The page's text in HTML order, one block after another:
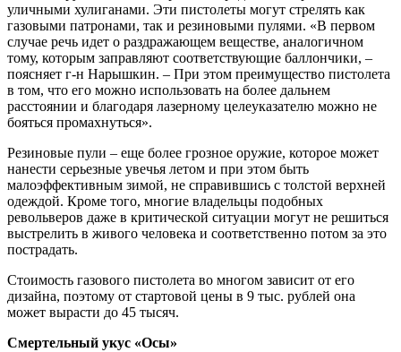
уличными хулиганами. Эти пистолеты могут стрелять как
газовыми патронами, так и резиновыми пулями. «В первом
случае речь идет о раздражающем веществе, аналогичном
тому, которым заправляют соответствующие баллончики, –
поясняет г-н Нарышкин. – При этом преимущество пистолета
в том, что его можно использовать на более дальнем
расстоянии и благодаря лазерному целеуказателю можно не
бояться промахнуться».
Резиновые пули – еще более грозное оружие, которое может
нанести серьезные увечья летом и при этом быть
малоэффективным зимой, не справившись с толстой верхней
одеждой. Кроме того, многие владельцы подобных
револьверов даже в критической ситуации могут не решиться
выстрелить в живого человека и соответственно потом за это
пострадать.
Стоимость газового пистолета во многом зависит от его
дизайна, поэтому от стартовой цены в 9 тыс. рублей она
может вырасти до 45 тысяч.
Смертельный укус «Осы»